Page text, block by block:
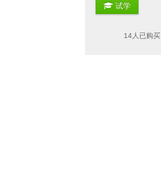
试学
14人已购买